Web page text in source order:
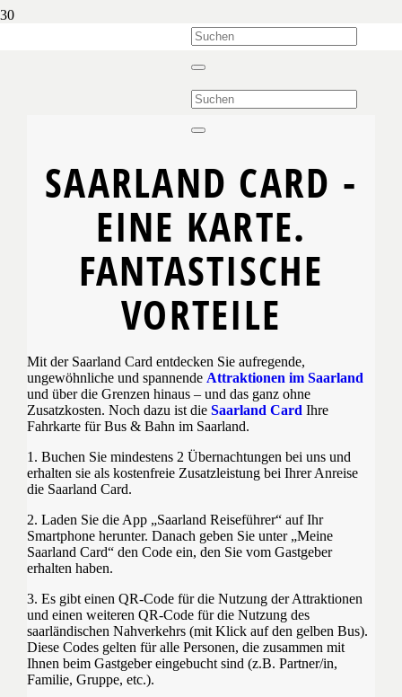
SAARLAND CARD -
EINE KARTE.
FANTASTISCHE
VORTEILE
Mit der Saarland Card entdecken Sie aufregende,
ungewöhnliche und spannende Attraktionen im Saarland
und über die Grenzen hinaus – und das ganz ohne
Zusatzkosten. Noch dazu ist die Saarland Card Ihre
Fahrkarte für Bus & Bahn im Saarland.
1. Buchen Sie mindestens 2 Übernachtungen bei uns und
erhalten sie als kostenfreie Zusatzleistung bei Ihrer Anreise
die Saarland Card.
2. Laden Sie die App „Saarland Reiseführer“ auf Ihr
Smartphone herunter. Danach geben Sie unter „Meine
Saarland Card“ den Code ein, den Sie vom Gastgeber
erhalten haben.
3. Es gibt einen QR-Code für die Nutzung der Attraktionen
und einen weiteren QR-Code für die Nutzung des
saarländischen Nahverkehrs (mit Klick auf den gelben Bus).
Diese Codes gelten für alle Personen, die zusammen mit
Ihnen beim Gastgeber eingebucht sind (z.B. Partner/in,
Familie, Gruppe, etc.).